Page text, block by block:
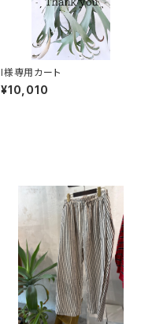
I様専用カート
¥10,010